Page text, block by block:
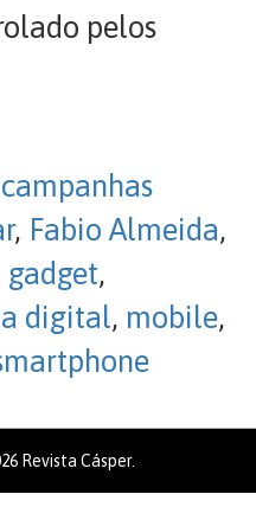
pelos
campanhas
, Fabio Almeida,
gadget,
digital, mobile,
Revista Cásper.